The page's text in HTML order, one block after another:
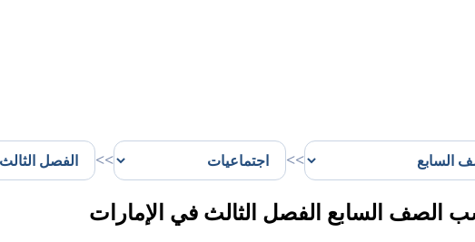
>>
>>
الصف السابع الفصل الثالث في الإمارات